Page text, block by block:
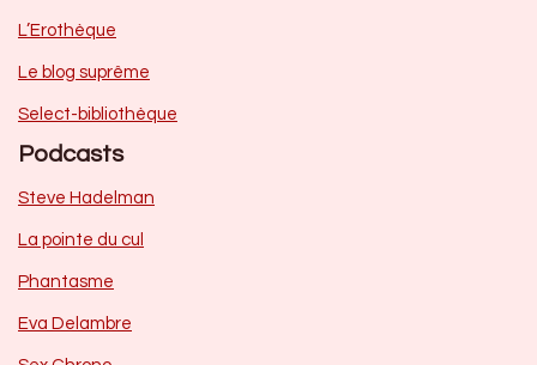
L’Erothèque
Le blog suprême
Select-bibliothèque
Podcasts
Steve Hadelman
La pointe du cul
Phantasme
Eva Delambre